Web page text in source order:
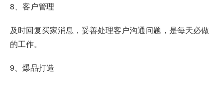
8、客户管理
及时回复买家消息，妥善处理客户沟通问题，是每天必做
的工作。
9、爆品打造